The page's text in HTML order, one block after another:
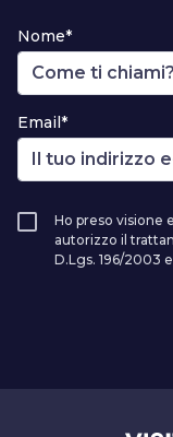
Nome*
Email*
Ho preso visione
autorizzo il
D.Lgs. 196/2003